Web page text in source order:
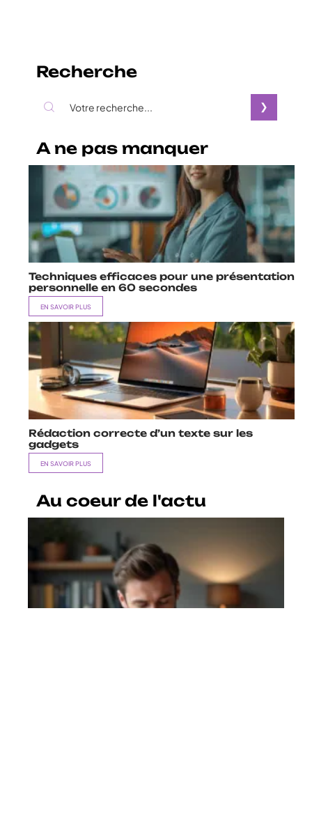
Recherche
A ne pas manquer
Techniques efficaces pour une présentation
personnelle en 60 secondes
EN SAVOIR PLUS
Rédaction correcte d’un texte sur les
gadgets
EN SAVOIR PLUS
Au coeur de l'actu
Sony rexon : les caractéristiques